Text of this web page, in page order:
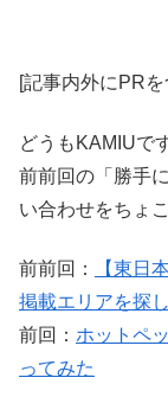
[記事内外にPR
どうもKAMIUで
前前回の「勝手
い合わせをちょ
前前回：
【東日
掲載エリアを探
前回： ホットペ
ってみた